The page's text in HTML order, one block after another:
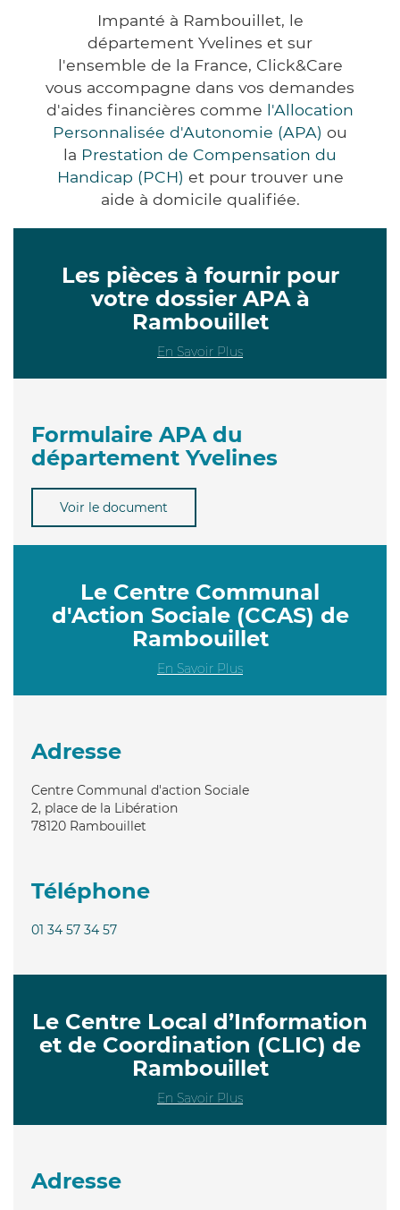
Impanté à Rambouillet, le
département Yvelines et sur
l'ensemble de la France, Click&Care
vous accompagne dans vos demandes
d'aides financières comme l'Allocation
Personnalisée d'Autonomie (APA) ou
la Prestation de Compensation du
Handicap (PCH) et pour trouver une
aide à domicile qualifiée.
Les pièces à fournir pour
votre dossier APA à
Rambouillet
En Savoir Plus
Formulaire APA du
département Yvelines
Voir le document
Le Centre Communal
d'Action Sociale (CCAS) de
Rambouillet
En Savoir Plus
Adresse
Centre Communal d'action Sociale
2, place de la Libération
78120 Rambouillet
Téléphone
01 34 57 34 57
Le Centre Local d’Information
et de Coordination (CLIC) de
Rambouillet
En Savoir Plus
Adresse